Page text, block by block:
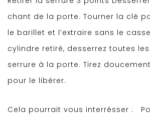
chant de la porte. Tourner la clé
le barillet et l’extraire sans le
cylindre retiré, desserrez toutes
serrure à la porte. Tirez
pour le libérer.
Cela pourrait vous interrésser :